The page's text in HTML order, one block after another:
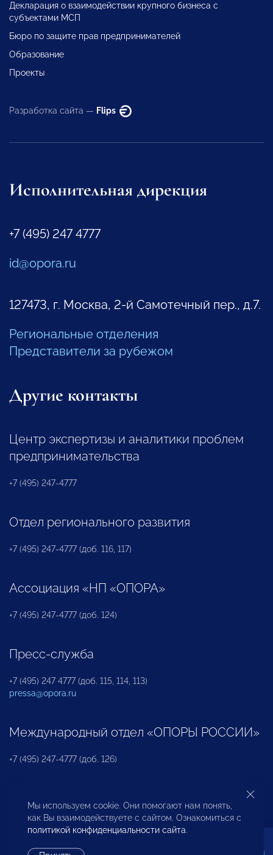
Декларация о взаимодействии крупного бизнеса с
субъектами МСП
Бюро по защите прав предпринимателей
Образование
Проекты
Разработка сайта — Flips
Исполнительная дирекция
+7 (495) 247 4777
id@opora.ru
127473, г. Москва, 2-й Самотечный пер., д.7.
Региональные отделения
Представители за рубежом
Другие контакты
Центр экспертизы и аналитики проблем
предпринимательства
+7 (495) 247-4777
Отдел регионального развития
+7 (495) 247-4777 (доб. 116, 117)
Ассоциация «НП «ОПОРА»
+7 (495) 247-4777 (доб. 124)
Пресс-служба
+7 (495) 247 4777 (доб. 115, 114, 113)
pressa@opora.ru
Международный отдел «ОПОРЫ РОССИИ»
+7 (495) 247-4777 (доб. 126)
Бюро по защите прав предпринимателей и
инвесторов
Мы используем cookie. Они помогают нам понять,
как Вы взаимодействуете с сайтом. Ознакомиться с
политикой конфиденциальности сайта.